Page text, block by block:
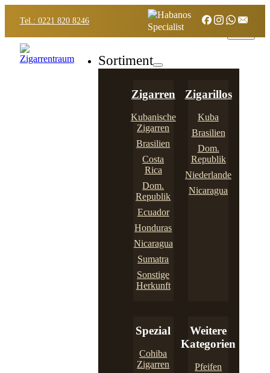
Tel.: 0221 820 8246
Sortiment
Zigarren
Kubanische
Zigarren
Brasilien
Costa
Rica
Dom.
Republik
Ecuador
Honduras
Nicaragua
Sumatra
Sonstige
Herkunft
Zigarillos
Kuba
Brasilien
Dom.
Republik
Niederlande
Nicaragua
Spezial
Cohiba
Zigarren
Weitere
Kategorien
Pfeifen